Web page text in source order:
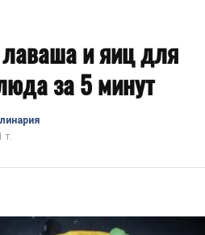
лаваша и яиц для
за 5 минут
т.